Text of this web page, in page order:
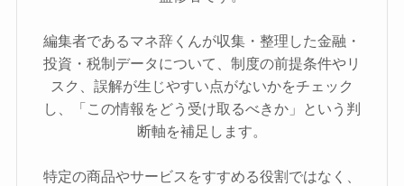
編集者であるマネ辞くんが収集・整理した金融・
投資・税制データについて、制度の前提条件やリ
スク、誤解が生じやすい点がないかをチェック
し、「この情報をどう受け取るべきか」という判
断軸を補足します。
特定の商品やサービスをすすめる役割ではなく、